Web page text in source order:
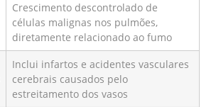
Crescimento descontrolado de
células malignas nos pulmões,
diretamente relacionado ao fumo
Inclui infartos e acidentes vasculares
cerebrais causados pelo
estreitamento dos vasos